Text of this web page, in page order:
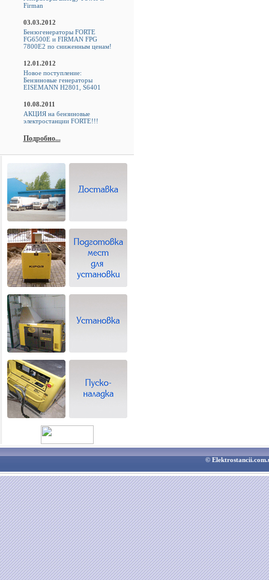
Firman
03.03.2012
Бензогенераторы FORTE
FG6500E и FIRMAN FPG
7800E2 по сниженным ценам!
12.01.2012
Новое поступление:
Бензиновые генераторы
EISEMANN H2801, S6401
10.08.2011
АКЦИЯ на бензиновые
электростанции FORTE!!!
Подробно...
©